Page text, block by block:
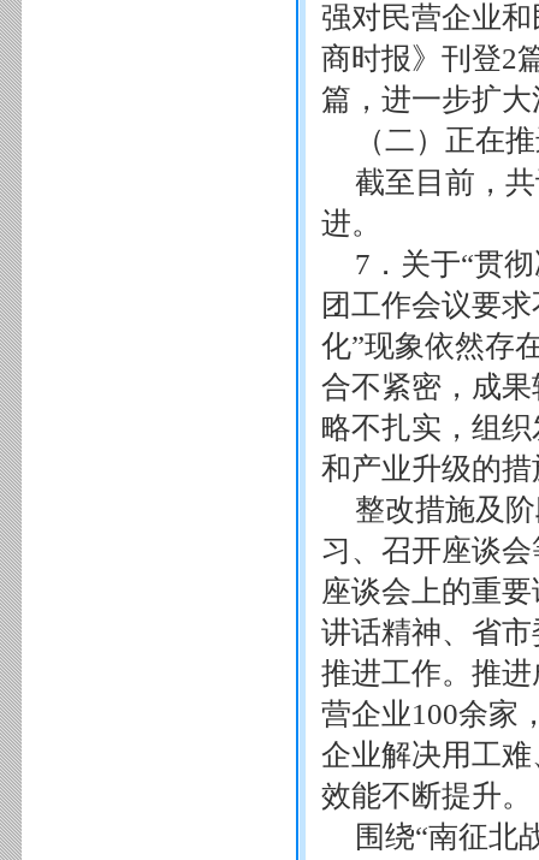
强对民营企业
商时报》刊登2
篇，进一步扩
（二）正在
截至目前，
进。
7．关于“贯
团工作会议要
化”现象依然存
合不紧密，成
略不扎实，组
和产业升级的
整改措施及
习、召开座谈
座谈会上的重
讲话精神、省
推进工作。推
营企业100余家
企业解决用工
效能不断提升。
围绕“南征北